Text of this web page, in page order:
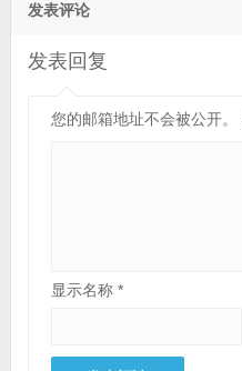
发表评论
发表回复
您的邮箱地址不会被公开。
显示名称 *